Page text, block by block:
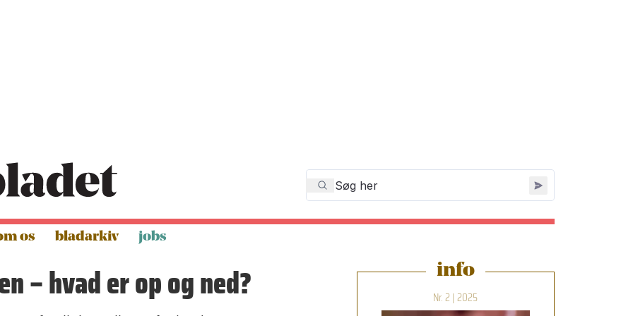
os bladarkiv jobs
– hvad er op og ned? info
Nr. 2 | 2025